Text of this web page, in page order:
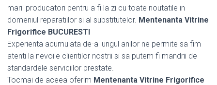
marii producatori pentru a fi la zi cu toate noutatile in
domeniul reparatiilor si al substitutelor. Mentenanta Vitrine
Frigorifice BUCURESTI
Experienta acumulata de-a lungul anilor ne permite sa fim
atenti la nevoile clientilor nostrii si sa putem fi mandrii de
standardele serviciilor prestate.
Tocmai de aceea oferim Mentenanta Vitrine Frigorifice